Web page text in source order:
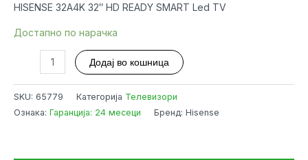
HISENSE 32A4K 32″ HD READY SMART Led TV
Достапно по нарачка
HISENSE
32A4K
32"
Додај во кошница
SKU: 65779 Категорија Телевизори
Ознака: Гаранција: 24 месеци Бренд: Hisense